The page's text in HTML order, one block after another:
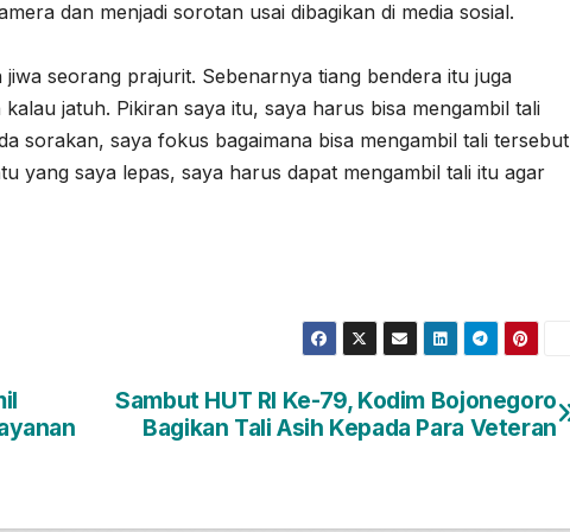
dan menjadi sorotan usai dibagikan di media sosial.
jiwa seorang prajurit. Sebenarnya tiang bendera itu juga
jatuh. Pikiran saya itu, saya harus bisa mengambil tali
sorakan, saya fokus bagaimana bisa mengambil tali tersebut
yang saya lepas, saya harus dapat mengambil tali itu agar
Sambut HUT RI Ke-79, Kodim Bojonegoro
Bagikan Tali Asih Kepada Para Veteran